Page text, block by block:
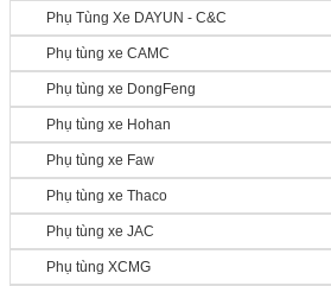
Phụ Tùng Xe DAYUN - C&C
Phụ tùng xe CAMC
Phụ tùng xe DongFeng
Phụ tùng xe Hohan
Phụ tùng xe Faw
Phụ tùng xe Thaco
Phụ tùng xe JAC
Phụ tùng XCMG